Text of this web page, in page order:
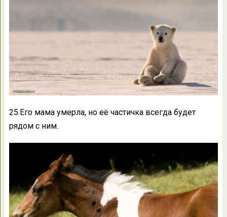
25.Его мама умерла, но её частичка всегда будет
рядом с ним.